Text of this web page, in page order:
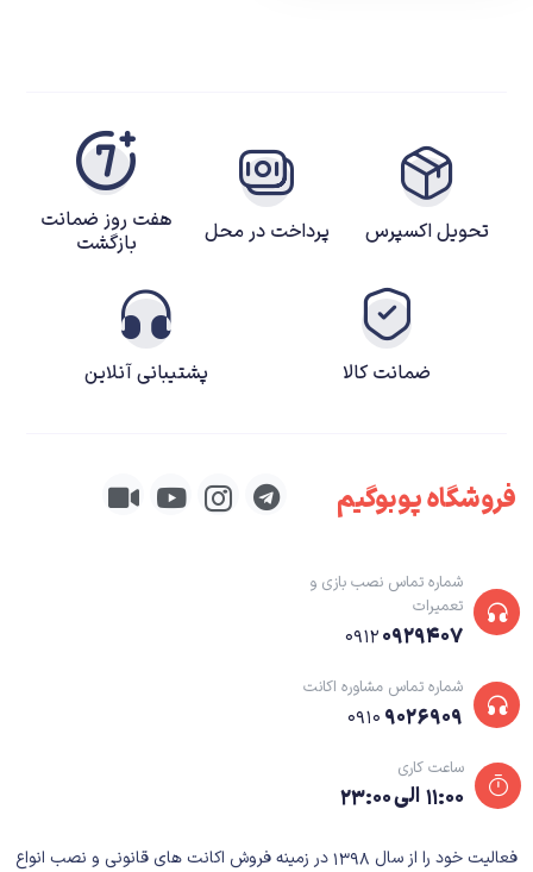
تحویل اکسپرس پرداخت در محل
هفت روز ضمانت
بازگشت
ضمانت کالا پشتیبانی آنلاین
فروشگاه پوبوگیم
شماره تماس نصب بازی و
تعمیرات
۰۹۱۲۰۹۲۹۴۰۷
شماره تماس مشاوره اکانت
۰۹۱۰ ۹۰۲۶۹۰۹
ساعت کاری
۱۱:۰۰ الی ۲۳:۰۰
فعالیت خود را از سال ۱۳۹۸ در زمینه فروش اکانت های قانونی و نصب انواع